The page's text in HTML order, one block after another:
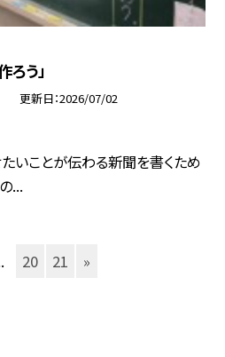
う」
更新日 2026/07/02
いことが伝わる新聞を書くため
...
20 21 »